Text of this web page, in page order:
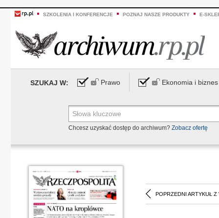
SZKOLENIA I KONFERENCJE POZNAJ NASZE PRODUKTY E-
SZUKAJ W: Prawo Ekonomia i biznes
Chcesz uzyskać dostęp do archiwum? Zobacz ofertę
POPRZEDNI ARTYKUŁ Z